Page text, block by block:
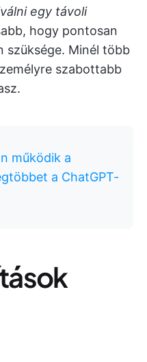
egy távoli
hogy pontosan
szüksége. Minél több
szabottabb
működik a
a ChatGPT-